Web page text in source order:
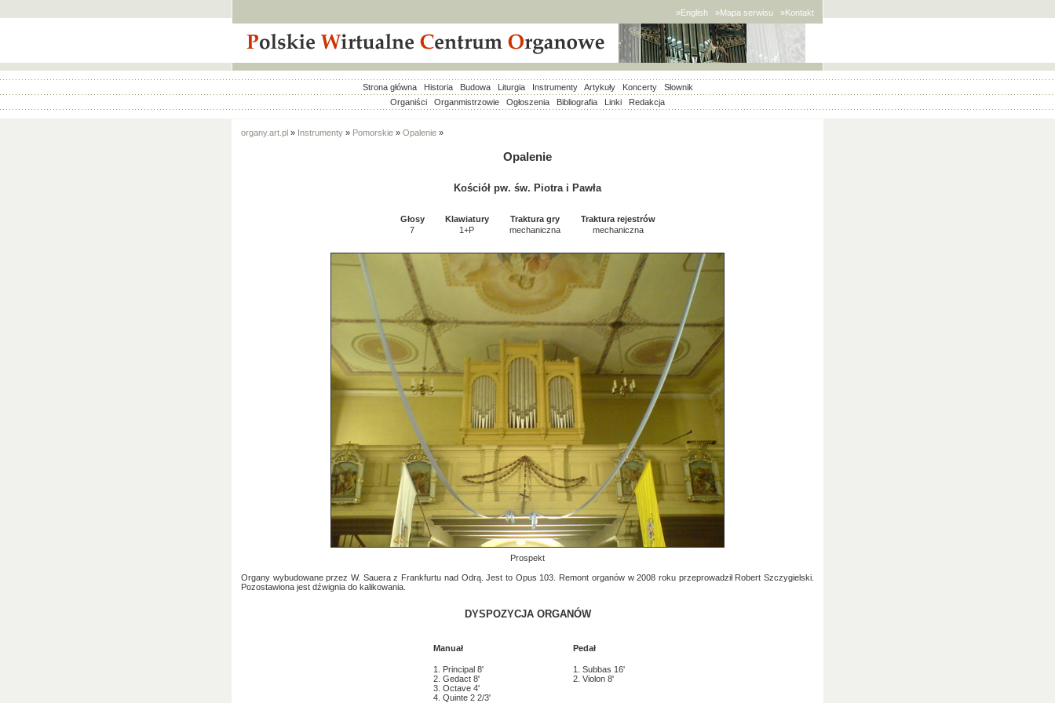
»English »Mapa serwisu »Kontakt
Strona główna Historia Budowa Liturgia Instrumenty Artykuły Koncerty
Słownik
Organiści
Organmistrzowie Ogłoszenia Bibliografia Linki Redakcja
organy.art.pl » Instrumenty » Pomorskie » Opalenie »
Opalenie
Kościół pw. św. Piotra i Pawła
Głosy Klawiatury Traktura gry
Traktura rejestrów
7
1+P mechaniczna mechaniczna
Prospekt
Organy wybudowane przez W. Sauera z Frankfurtu nad Odrą. Jest to Opus 103. Remont organów w 2008 roku przeprowadził Robert Szczygielski.
Pozostawiona jest dźwignia do kalikowania.
DYSPOZYCJA ORGANÓW
Manuał
1. Principal 8'
2. Gedact 8'
3. Octave 4'
4. Quinte 2 2/3'
Pedał
1. Subbas 16'
2. Violon 8'